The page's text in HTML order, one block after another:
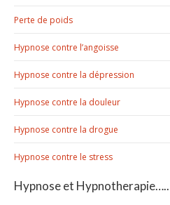
Perte de poids
Hypnose contre l’angoisse
Hypnose contre la dépression
Hypnose contre la douleur
Hypnose contre la drogue
Hypnose contre le stress
Hypnose et Hypnotherapie…..